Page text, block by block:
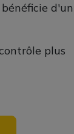
d'un
plus